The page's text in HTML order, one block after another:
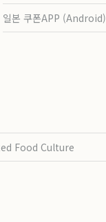
일본 쿠폰APP (Android)
Food Culture